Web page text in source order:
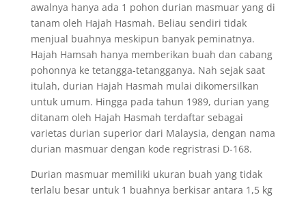
awalnya hanya ada 1 pohon durian masmuar yang di
tanam oleh Hajah Hasmah. Beliau sendiri tidak
menjual buahnya meskipun banyak peminatnya.
Hajah Hamsah hanya memberikan buah dan cabang
pohonnya ke tetangga-tetangganya. Nah sejak saat
itulah, durian Hajah Hasmah mulai dikomersilkan
untuk umum. Hingga pada tahun 1989, durian yang
ditanam oleh Hajah Hasmah terdaftar sebagai
varietas durian superior dari Malaysia, dengan nama
durian masmuar dengan kode regristrasi D-168.
Durian masmuar memiliki ukuran buah yang tidak
terlalu besar untuk 1 buahnya berkisar antara 1,5 kg